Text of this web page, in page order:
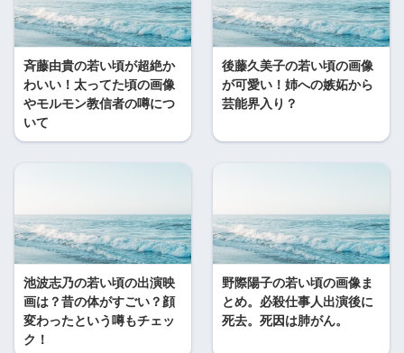
斉藤由貴の若い頃が超絶か
わいい！太ってた頃の画像
やモルモン教信者の噂につ
いて
後藤久美子の若い頃の画像
が可愛い！姉への嫉妬から
芸能界入り？
池波志乃の若い頃の出演映
画は？昔の体がすごい？顔
変わったという噂もチェッ
ク！
野際陽子の若い頃の画像ま
とめ。必殺仕事人出演後に
死去。死因は肺がん。